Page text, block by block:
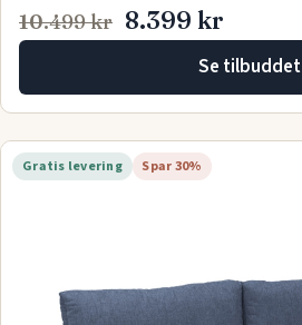
10.499 kr 8.399 kr
Se tilbuddet
Gratis levering Spar 30%